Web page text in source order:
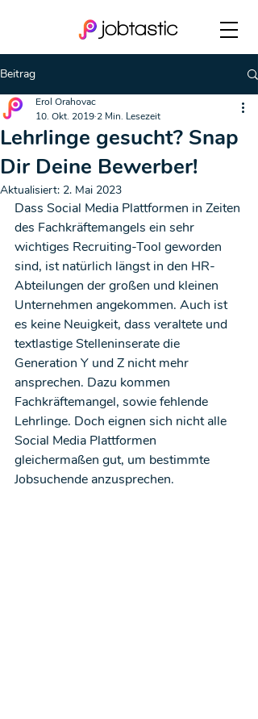
Beitrag
Lehrlinge gesucht? Snap
Dir Deine Bewerber!
Erol Orahovac
10. Okt. 20192 Min. Lesezeit
Aktualisiert: 2. Mai 2023
Dass Social Media Plattformen in Zeiten
des Fachkräftemangels ein sehr
wichtiges Recruiting-Tool geworden
sind, ist natürlich längst in den HR-
Abteilungen der großen und kleinen
Unternehmen angekommen. Auch ist
es keine Neuigkeit, dass veraltete und
textlastige Stelleninserate die
Generation Y und Z nicht mehr
ansprechen. Dazu kommen
Fachkräftemangel, sowie fehlende
Lehrlinge. Doch eignen sich nicht alle
Social Media Plattformen
gleichermaßen gut, um bestimmte
Jobsuchende anzusprechen.